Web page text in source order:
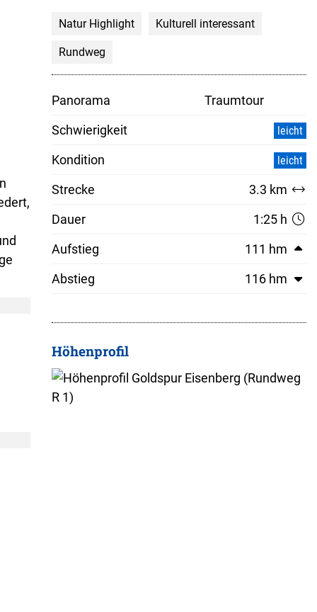
Natur Highlight Kulturell interessant
Rundweg
Panorama
Traumtour
Schwierigkeit
leicht
Kondition leicht
Strecke
3.3 km
Dauer
1:25 h
Aufstieg
111 hm
Abstieg
116 hm
Höhenprofil